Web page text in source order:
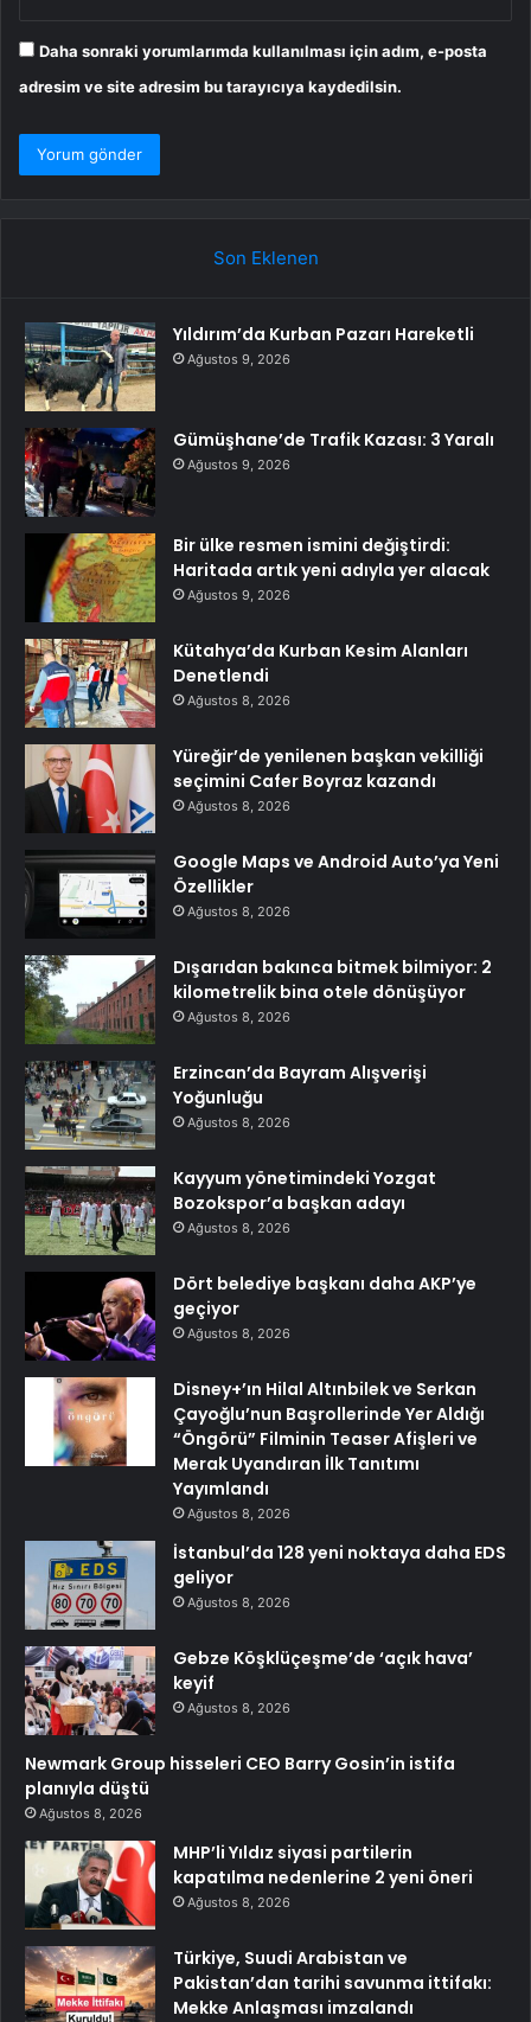
Daha sonraki yorumlarımda kullanılması için adım, e-posta
adresim ve site adresim bu tarayıcıya kaydedilsin.
Son Eklenen
Yıldırım’da Kurban Pazarı Hareketli
Ağustos 9, 2026
Gümüşhane’de Trafik Kazası: 3 Yaralı
Ağustos 9, 2026
Bir ülke resmen ismini değiştirdi:
Haritada artık yeni adıyla yer alacak
Ağustos 9, 2026
Kütahya’da Kurban Kesim Alanları
Denetlendi
Ağustos 8, 2026
Yüreğir’de yenilenen başkan vekilliği
seçimini Cafer Boyraz kazandı
Ağustos 8, 2026
Google Maps ve Android Auto’ya Yeni
Özellikler
Ağustos 8, 2026
Dışarıdan bakınca bitmek bilmiyor: 2
kilometrelik bina otele dönüşüyor
Ağustos 8, 2026
Erzincan’da Bayram Alışverişi
Yoğunluğu
Ağustos 8, 2026
Kayyum yönetimindeki Yozgat
Bozokspor’a başkan adayı
Ağustos 8, 2026
Dört belediye başkanı daha AKP’ye
geçiyor
Ağustos 8, 2026
Disney+’ın Hilal Altınbilek ve Serkan
Çayoğlu’nun Başrollerinde Yer Aldığı
“Öngörü” Filminin Teaser Afişleri ve
Merak Uyandıran İlk Tanıtımı
Yayımlandı
Ağustos 8, 2026
İstanbul’da 128 yeni noktaya daha EDS
geliyor
Ağustos 8, 2026
Gebze Köşklüçeşme’de ‘açık hava’
keyif
Ağustos 8, 2026
Newmark Group hisseleri CEO Barry Gosin’in istifa
planıyla düştü
Ağustos 8, 2026
MHP’li Yıldız siyasi partilerin
kapatılma nedenlerine 2 yeni öneri
Ağustos 8, 2026
Türkiye, Suudi Arabistan ve
Pakistan’dan tarihi savunma ittifakı:
Mekke Anlaşması imzalandı